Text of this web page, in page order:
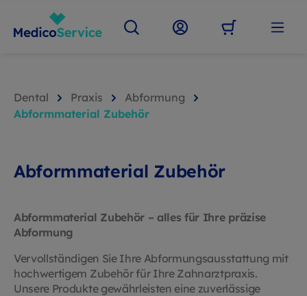
Dental Praxis
Abformung
Abformmaterial Zubehör
Abformmaterial Zubehör
Abformmaterial Zubehör – alles für Ihre präzise
Abformung
Vervollständigen Sie Ihre Abformungsausstattung mit
hochwertigem Zubehör für Ihre Zahnarztpraxis.
Unsere Produkte gewährleisten eine zuverlässige